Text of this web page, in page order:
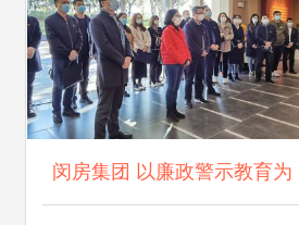
闵房集团 以廉政警示教育为